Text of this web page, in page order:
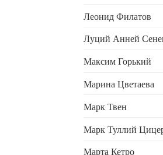
Леонид Филатов
Луций Анней
Максим Горький
Марина Цветаева
Марк Твен
Марк Туллий
Марта Кетро